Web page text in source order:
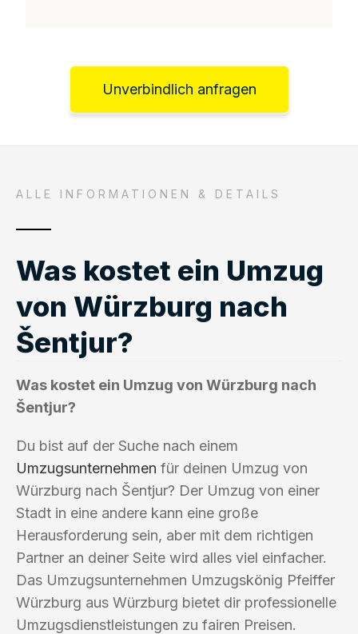
Unverbindlich anfragen
ALLE INFORMATIONEN & DETAILS
Was kostet ein Umzug
von Würzburg nach
Šentjur?
Was kostet ein Umzug von Würzburg nach
Šentjur?
Du bist auf der Suche nach einem
Umzugsunternehmen für deinen Umzug von
Würzburg nach Šentjur? Der Umzug von einer
Stadt in eine andere kann eine große
Herausforderung sein, aber mit dem richtigen
Partner an deiner Seite wird alles viel einfacher.
Das Umzugsunternehmen Umzugskönig Pfeiffer
Würzburg aus Würzburg bietet dir professionelle
Umzugsdienstleistungen zu fairen Preisen.